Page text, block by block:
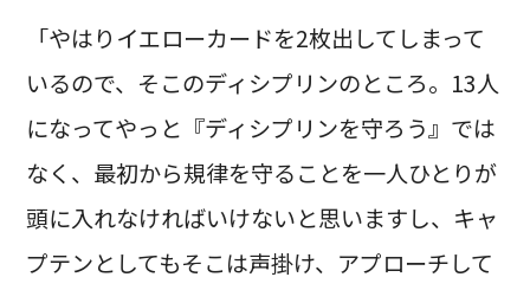
「やはりイエローカードを2枚出してしまって
いるので、そこのディシプリンのところ。13人
になってやっと『ディシプリンを守ろう』では
なく、最初から規律を守ることを一人ひとりが
頭に入れなければいけないと思いますし、キャ
プテンとしてもそこは声掛け、アプローチして